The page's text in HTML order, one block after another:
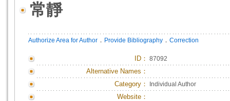
常靜
Authorize Area for Author ． Provide Bibliography ． Correction
ID ： 87092
Alternative Names：
Category：
Individual Author
Website：